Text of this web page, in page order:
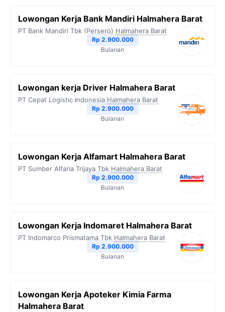
Lowongan Kerja Bank Mandiri Halmahera Barat
PT Bank Mandiri Tbk (Persero) Halmahera Barat
Rp 2.900.000
Bulanan
Lowongan kerja Driver Halmahera Barat
PT Cepat Logistic Indonesia Halmahera Barat
Rp 2.900.000
Bulanan
Lowongan Kerja Alfamart Halmahera Barat
PT Sumber Alfaria Trijaya Tbk Halmahera Barat
Rp 2.900.000
Bulanan
Lowongan Kerja Indomaret Halmahera Barat
PT Indomarco Prismatama Tbk Halmahera Barat
Rp 2.900.000
Bulanan
Lowongan Kerja Apoteker Kimia Farma
Halmahera Barat